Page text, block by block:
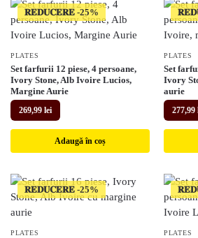
𝐑𝐄𝐃𝐔𝐂𝐄𝐑𝐄
PLATES
Set farfurii 12 piese, 4 persoane,
Ivory Stone, Alb Ivoire Lucios,
Margine Aurie
269,99 lei
Adaugă în coș
PLATES
Set
Ivory
aurie
277,99
𝐑𝐄𝐃𝐔𝐂𝐄𝐑𝐄
PLATES PLATES